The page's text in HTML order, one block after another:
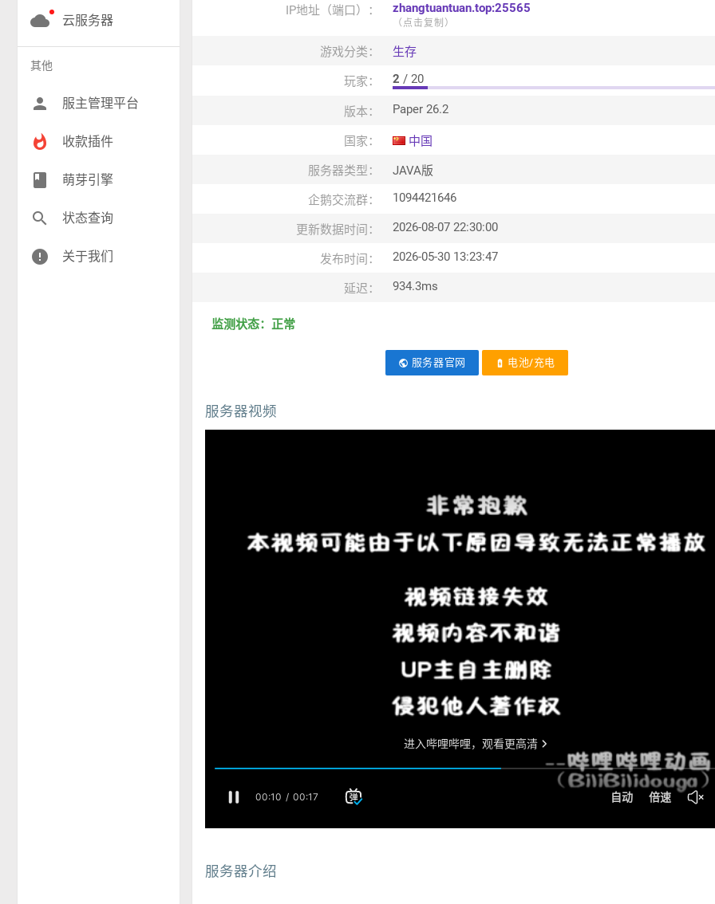
神奇宝贝(27)
工业(9)
cloud 云服务器
其他
person 服主管理平台
whatshot 收款插件
class 萌芽引擎
search 状态查询
error 关于我们
IP地址（端口）： zhangtuantuan.top:25565
（点击复制）
游戏分类： 生存
玩家： 2 / 20
版本： Paper 26.2
国家： 中国
服务器类型： JAVA版
企鹅交流群： 1094421646
更新数据时间： 2026-08-07 22:30:00
发布时间： 2026-05-30 13:23:47
延迟： 934.3ms
监测状态：正常
public 服务器官网 battery_charging_full 电池/充电
服务器视频
服务器介绍